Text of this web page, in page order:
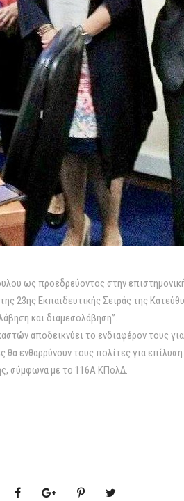
ως προεδρεύοντος στην
23ης Εκπαιδευτικής Σειράς της
και διαμεσολάβηση”.
αποδεικνύει το ενδιαφέρον τους
θα ενθαρρύνουν τους πολίτες για
σύμφωνα με το 116Α ΚΠολΔ.